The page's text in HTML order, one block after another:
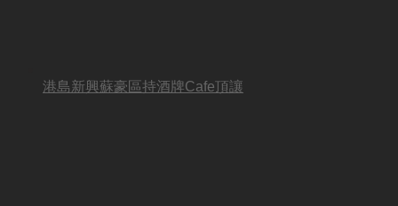
港島新興蘇豪區持酒牌Cafe頂讓